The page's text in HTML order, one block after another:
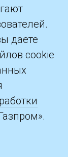
даете
cookie